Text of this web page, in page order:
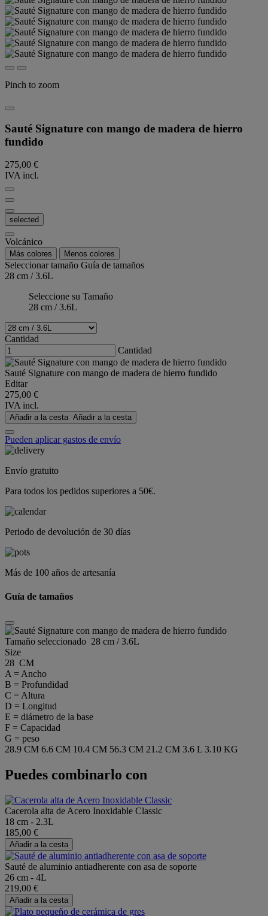
Pinch to zoom
Sauté Signature con mango de madera de hierro
fundido
275,00 €
IVA incl.
selected
Volcánico
Más colores Menos colores
Seleccionar tamaño Guía de tamaños
28 cm / 3.6L
Seleccione su Tamaño
28 cm / 3.6L
Cantidad
Cantidad
Sauté Signature con mango de madera de hierro fundido
Editar
275,00 €
IVA incl.
Añadir a la cesta Añadir a la cesta
Pueden aplicar gastos de envío
Envío gratuito
Para todos los pedidos superiores a 50€.
Periodo de devolución de 30 días
Más de 100 años de artesanía
Guía de tamaños
Tamaño seleccionado 28 cm / 3.6L
Size
28 CM
A = Ancho
B = Profundidad
C = Altura
D = Longitud
E = diámetro de la base
F = Capacidad
G = peso
28.9 CM 6.6 CM 10.4 CM 56.3 CM 21.2 CM 3.6 L 3.10 KG
Puedes combinarlo con
Cacerola alta de Acero Inoxidable Classic
18 cm - 2.3L
185,00 €
Añadir a la cesta
Sauté de aluminio antiadherente con asa de soporte
26 cm - 4L
219,00 €
Añadir a la cesta